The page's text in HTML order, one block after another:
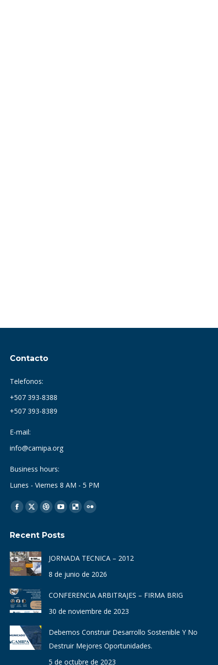
Contacto
Telefonos:
+507 393-8388
+507 393-8389
E-mail:
info@camipa.org
Business hours:
Lunes - Viernes 8 AM - 5 PM
Find us on:
Facebook
opens
in
new
window
X
opens
in
new
window
Dribbble
opens
new
window
YouTube
opens
new
window
Delicious
new
window
Flickr
new
window
Recent Posts
JORNADA TECNICA – 2012
8 de junio de 2026
CONFERENCIA ARBITRAJES – FIRMA BRIG
30 de noviembre de 2023
Debemos Construir Desarrollo Sostenible Y No
Destruir Mejores Oportunidades.
5 de octubre de 2023